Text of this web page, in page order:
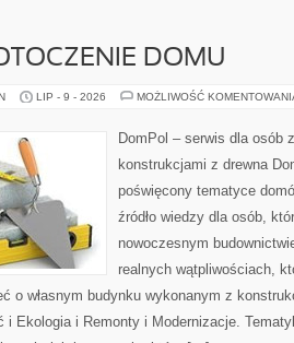
DOMU
LIP - 9 - 2026 MOŻLIWOŚĆ
DomPol – serwis dla osób
konstrukcjami z drewna
poświęcony tematyce
źródło wiedzy dla osób,
nowoczesnym
realnych wątpliwościach,
o własnym budynku wykonanym z
i Ekologia i Remonty i Modernizacje.